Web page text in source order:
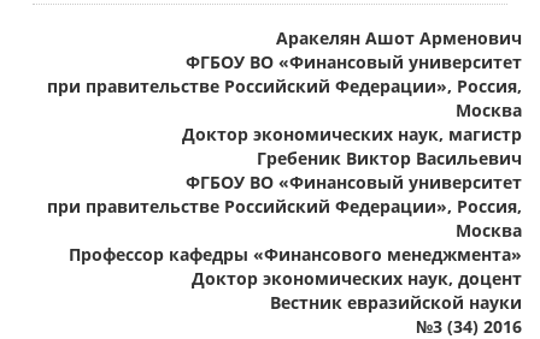
Аракелян Ашот Арменович
ФГБОУ ВО «Финансовый университет
при правительстве Российский Федерации», Россия,
Москва
Доктор экономических наук, магистр
Гребеник Виктор Васильевич
ФГБОУ ВО «Финансовый университет
при правительстве Российский Федерации», Россия,
Москва
Профессор кафедры «Финансового менеджмента»
Доктор экономических наук, доцент
Вестник евразийской науки
№3 (34) 2016